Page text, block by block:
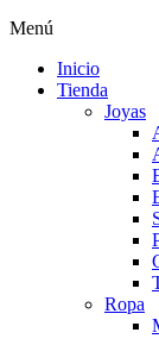
Menú
Inicio
Tienda
Joyas
Ropa